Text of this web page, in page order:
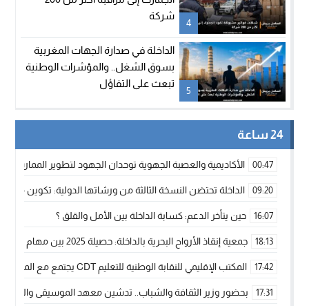
4
شركة
5
الداخلة في صدارة الجهات المغربية
بسوق الشغل.. والمؤشرات الوطنية
تبعث على التفاؤل
24 ساعة
00:47 الأكاديمية والعصبة الجهوية توحدان الجهود لتطوير الممارسة
09:20 الداخلة تحتضن النسخة الثالثة من ورشاتها الدولية: تكوين
16:07 حين يتأخر الدعم: كسابة الداخلة بين الأمل والقلق ؟
18:13 جمعية إنقاذ الأرواح البحرية بالداخلة: حصيلة 2025 بين مهام الإنقاذ ومشروع “دار البحار”
17:42 المكتب الإقليمي للنقابة الوطنية للتعليم CDT يجتمع مع المدير الإقليمي لمناقشة ملفات جوهرية لنساء ورجال التعليم
17:31 بحضور وزير الثقافة والشباب.. تدشين معهد الموسيقى والفنون